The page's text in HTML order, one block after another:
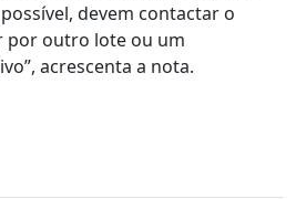
devem contactar o
por outro lote ou um
acrescenta a nota.